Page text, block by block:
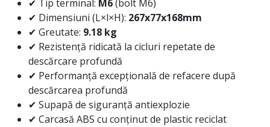
✔ Tip terminal: M6(bolt M6)
✔ Dimensiuni (L×l×H): 267x77x168mm
✔ Greutate: 9.18 kg
✔ Rezistență ridicată la cicluri repetate de
descărcare profundă
✔ Performanță excepțională de refacere după
descărcarea profundă
✔ Supapă de siguranță antiexplozie
✔ Carcasă ABS cu conținut de plastic reciclat